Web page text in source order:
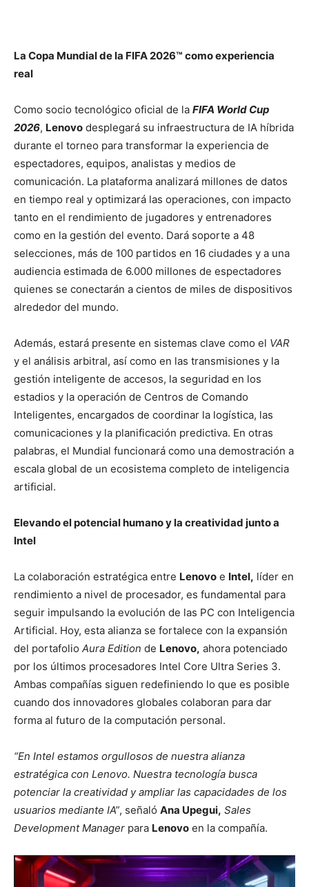
La Copa Mundial de la FIFA 2026™ como experiencia
real
Como socio tecnológico oficial de la FIFA World Cup
2026, Lenovo desplegará su infraestructura de IA híbrida
durante el torneo para transformar la experiencia de
espectadores, equipos, analistas y medios de
comunicación. La plataforma analizará millones de datos
en tiempo real y optimizará las operaciones, con impacto
tanto en el rendimiento de jugadores y entrenadores
como en la gestión del evento. Dará soporte a 48
selecciones, más de 100 partidos en 16 ciudades y a una
audiencia estimada de 6.000 millones de espectadores
quienes se conectarán a cientos de miles de dispositivos
alrededor del mundo.
Además, estará presente en sistemas clave como el VAR
y el análisis arbitral, así como en las transmisiones y la
gestión inteligente de accesos, la seguridad en los
estadios y la operación de Centros de Comando
Inteligentes, encargados de coordinar la logística, las
comunicaciones y la planificación predictiva. En otras
palabras, el Mundial funcionará como una demostración a
escala global de un ecosistema completo de inteligencia
artificial.
Elevando el potencial humano y la creatividad junto a
Intel
La colaboración estratégica entre Lenovo e Intel, líder en
rendimiento a nivel de procesador, es fundamental para
seguir impulsando la evolución de las PC con Inteligencia
Artificial. Hoy, esta alianza se fortalece con la expansión
del portafolio Aura Edition de Lenovo, ahora potenciado
por los últimos procesadores Intel Core Ultra Series 3.
Ambas compañías siguen redefiniendo lo que es posible
cuando dos innovadores globales colaboran para dar
forma al futuro de la computación personal.
“En Intel estamos orgullosos de nuestra alianza
estratégica con Lenovo. Nuestra tecnología busca
potenciar la creatividad y ampliar las capacidades de los
usuarios mediante IA”, señaló Ana Upegui, Sales
Development Manager para Lenovo en la compañía.